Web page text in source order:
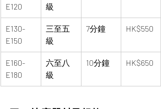
E120
級
E130-
E150
三至五
級
7分鐘 HK$550
E160-
E180
六至八
級
10分鐘 HK$650